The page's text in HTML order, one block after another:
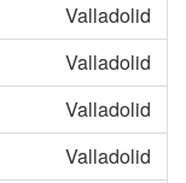
Valladolid
Valladolid
Valladolid
Valladolid